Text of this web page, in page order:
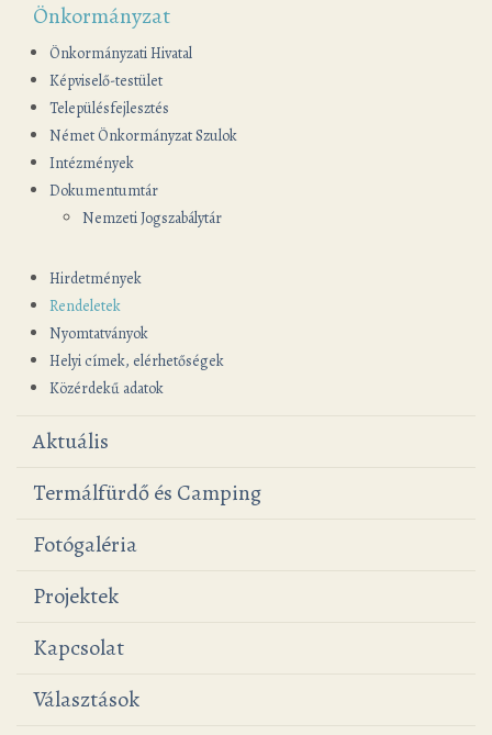
Önkormányzat
Önkormányzati Hivatal
Képviselő-testület
Településfejlesztés
Német Önkormányzat Szulok
Intézmények
Dokumentumtár
Nemzeti Jogszabálytár
Hirdetmények
Rendeletek
Nyomtatványok
Helyi címek, elérhetőségek
Közérdekű adatok
Aktuális
Termálfürdő és Camping
Fotógaléria
Projektek
Kapcsolat
Választások